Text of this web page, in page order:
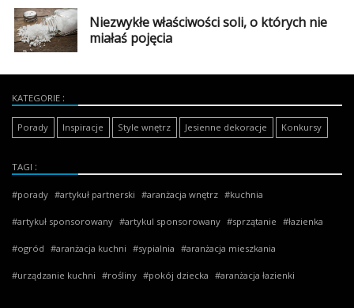
Niezwykłe właściwości soli, o których nie
miałaś pojęcia
KATEGORIE
Porady Inspiracje Style wnętrz Jesienne dekoracje Konkursy
TAGI
porady artykuł partnerski aranżacja wnętrz kuchnia
artykuł sponsorowany artykul sponsorowany sprzątanie łazienka
ogród aranżacja kuchni sypialnia aranżacja mieszkania
urządzanie kuchni rośliny pokój dziecka aranżacja łazienki